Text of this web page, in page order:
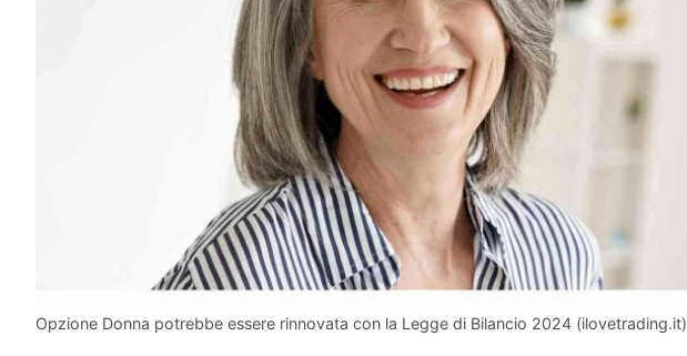
Opzione Donna potrebbe essere rinnovata con la Legge di Bilancio 2024 (ilovetrading.it)